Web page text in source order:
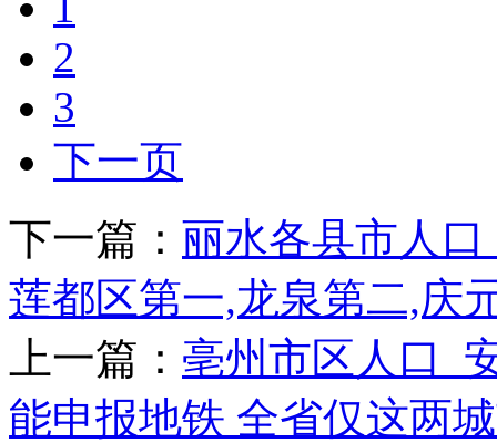
2
3
下一页
下一篇： 丽水各县市人口
莲都区第一,龙泉第二,庆
上一篇： 亳州市区人口_
能申报地铁 全省仅这两